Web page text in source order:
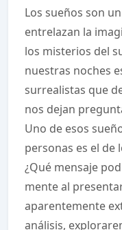
Los sueños son
entrelazan la
los misterios del
nuestras noches
surrealistas que
nos dejan
Uno de esos
personas es el de
¿Qué mensaje
mente al
aparentemente
análisis,